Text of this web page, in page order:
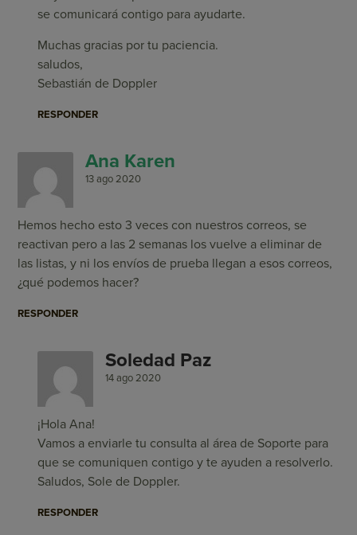
se comunicará contigo para ayudarte.
Muchas gracias por tu paciencia.
saludos,
Sebastián de Doppler
RESPONDER
Ana Karen
13 ago 2020
Hemos hecho esto 3 veces con nuestros correos, se
reactivan pero a las 2 semanas los vuelve a eliminar de
las listas, y ni los envíos de prueba llegan a esos correos,
¿qué podemos hacer?
RESPONDER
Soledad Paz
14 ago 2020
¡Hola Ana!
Vamos a enviarle tu consulta al área de Soporte para
que se comuniquen contigo y te ayuden a resolverlo.
Saludos, Sole de Doppler.
RESPONDER